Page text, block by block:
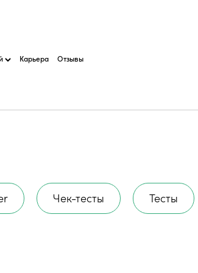
Карьера Отзывы
Чек-тесты Тесты